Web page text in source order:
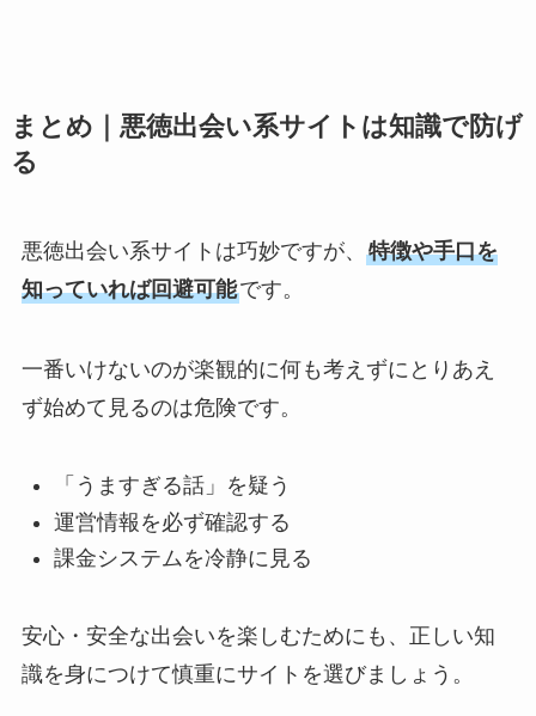
まとめ｜悪徳出会い系サイトは知識で防げ
る
悪徳出会い系サイトは巧妙ですが、 特徴や手口を
知っていれば回避可能です。
一番いけないのが楽観的に何も考えずにとりあえ
ず始めて見るのは危険です。
「うますぎる話」を疑う
運営情報を必ず確認する
課金システムを冷静に見る
安心・安全な出会いを楽しむためにも、正しい知
識を身につけて慎重にサイトを選びましょう。